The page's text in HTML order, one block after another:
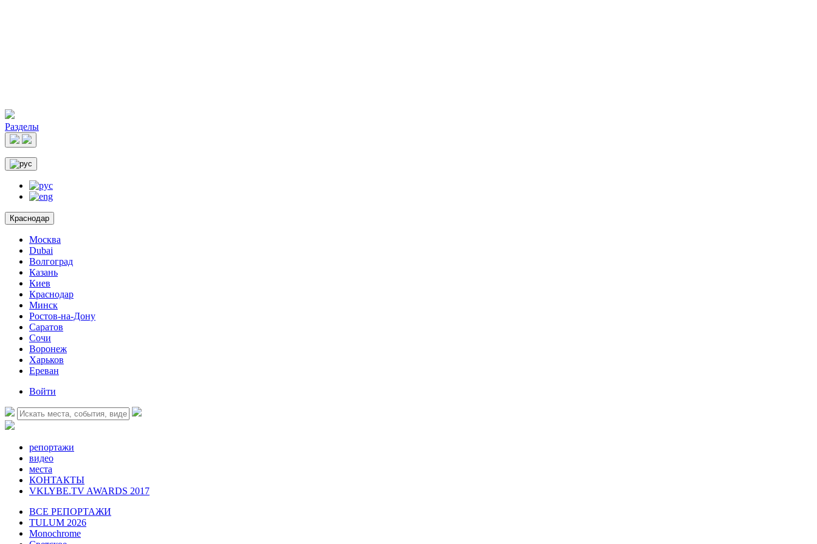
Разделы
Краснодар
Москва
Dubai
Волгоград
Казань
Киев
Краснодар
Минск
Ростов-на-Дону
Саратов
Сочи
Воронеж
Харьков
Ереван
Войти
репортажи
видео
места
КОНТАКТЫ
VKLYBE.TV AWARDS 2017
ВСЕ РЕПОРТАЖИ
TULUM 2026
Monochrome